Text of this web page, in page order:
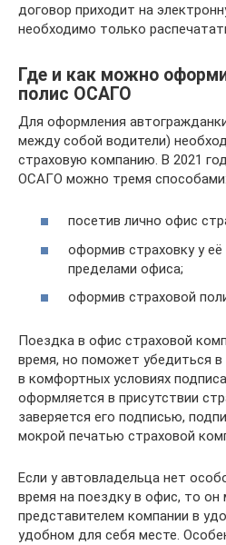
договор приходит на
необходимо только
Где и как можно
полис ОСАГО
Для оформления
между собой водители)
страховую компанию. В 2021
ОСАГО можно тремя способами:
посетив лично офис
оформив страховку у
пределами офиса;
оформив страховой
Поездка в офис страховой
время, но поможет убедиться
в комфортных условиях
оформляется в присутствии
заверяется его подписью,
мокрой печатью страховой
Если у автовладельца нет
время на поездку в офис, то
представителем компании в
удобном для себя месте.